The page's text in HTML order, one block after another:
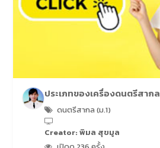
ประเภทของเครื่องดนตรีสากล
ดนตรีสากล (ม.1)
Creator: พิมล สุขมูล